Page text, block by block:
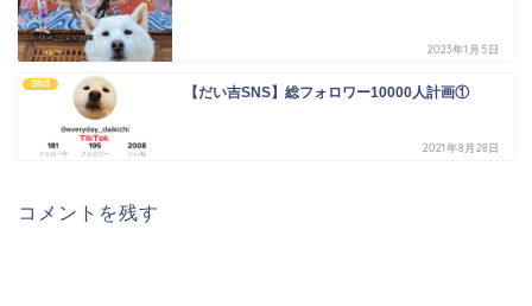
2023年1月5日
SNS
【だい吉SNS】総フォロワー10000人計画①
2021年8月28日
コメントを残す